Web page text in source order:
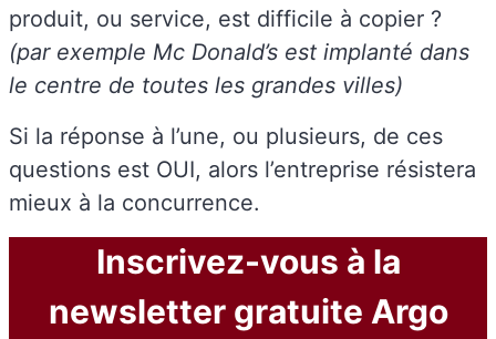
produit, ou service, est difficile à copier ?
(par exemple Mc Donald’s est implanté dans
le centre de toutes les grandes villes)
Si la réponse à l’une, ou plusieurs, de ces
questions est OUI, alors l’entreprise résistera
mieux à la concurrence.
Inscrivez-vous à la
newsletter gratuite Argo